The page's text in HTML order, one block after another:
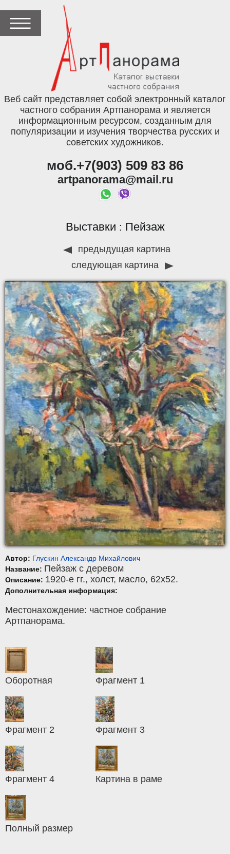
Веб сайт представляет собой электронный каталог
частного собрания Артпанорама и является
информационным ресурсом, созданным для
популяризации и изучения творчества русских и
советских художников.
моб.+7(903) 509 83 86
artpanorama@mail.ru
Выставки : Пейзаж
предыдущая картина
следующая картина
Автор: Глускин Александр Михайлович
Название: Пейзаж с деревом
Описание: 1920-е гг., холст, масло, 62x52.
Дополнительная информация:
Местонахождение: частное собрание
Артпанорама.
Оборотная Фрагмент 1
Фрагмент 2 Фрагмент 3
Фрагмент 4 Картина в раме
Полный размер